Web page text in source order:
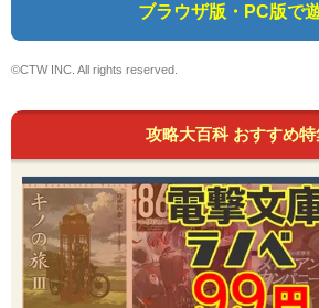
ブラウザ版・PC版で
©CTW INC. All rights reserved.
攻略大百科 おすすめ特